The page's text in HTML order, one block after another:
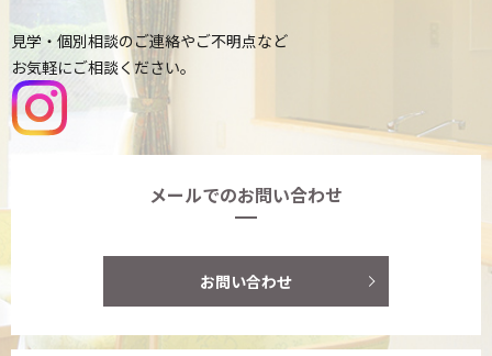
見学・個別相談のご連絡やご不明点など
お気軽にご相談ください。
メールでのお問い合わせ
お問い合わせ